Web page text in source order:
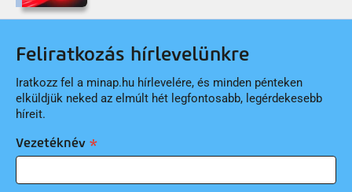
Feliratkozás hírlevelünkre
Iratkozz fel a minap.hu hírlevelére, és minden pénteken
elküldjük neked az elmúlt hét legfontosabb, legérdekesebb
híreit.
Vezetéknév